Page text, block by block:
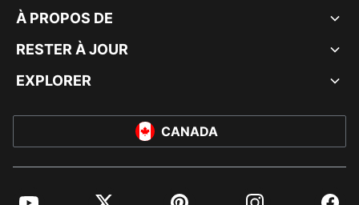
À PROPOS DE
RESTER À JOUR
EXPLORER
CANADA